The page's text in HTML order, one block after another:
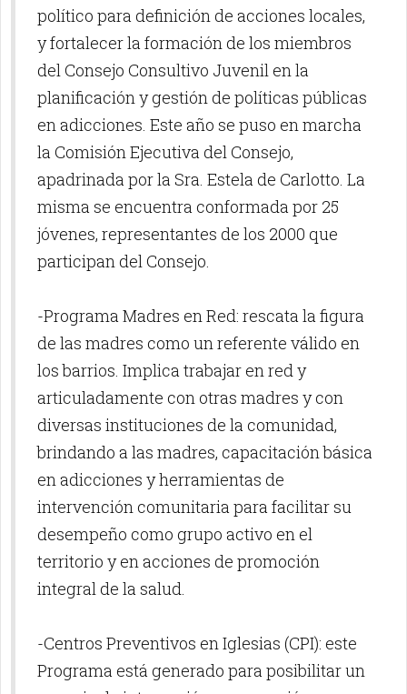
político para definición de acciones locales,
y fortalecer la formación de los miembros
del Consejo Consultivo Juvenil en la
planificación y gestión de políticas públicas
en adicciones. Este año se puso en marcha
la Comisión Ejecutiva del Consejo,
apadrinada por la Sra. Estela de Carlotto. La
misma se encuentra conformada por 25
jóvenes, representantes de los 2000 que
participan del Consejo.
-Programa Madres en Red: rescata la figura
de las madres como un referente válido en
los barrios. Implica trabajar en red y
articuladamente con otras madres y con
diversas instituciones de la comunidad,
brindando a las madres, capacitación básica
en adicciones y herramientas de
intervención comunitaria para facilitar su
desempeño como grupo activo en el
territorio y en acciones de promoción
integral de la salud.
-Centros Preventivos en Iglesias (CPI): este
Programa está generado para posibilitar un